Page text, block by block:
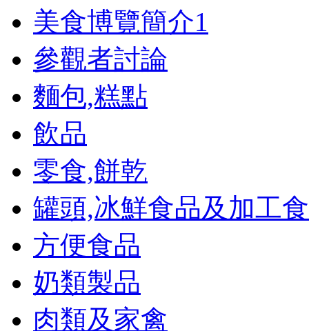
美食博覽簡介1
參觀者討論
麵包,糕點
飲品
零食,餅乾
罐頭,冰鮮食品及加工
方便食品
奶類製品
肉類及家禽